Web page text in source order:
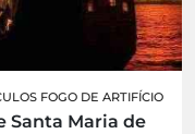
FOGO DE ARTIFÍCIO
Santa Maria de